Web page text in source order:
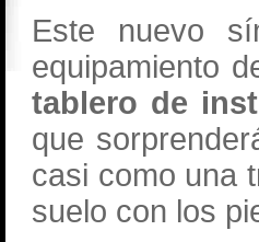
Este nuevo
equipamiento
tablero de
que
casi como una
suelo con los